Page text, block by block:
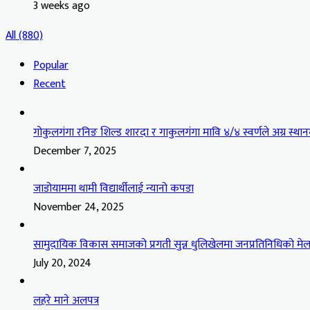
3 weeks ago
All (880)
Popular
Recent
गोकुलगंगा रनिङ शिल्ड शारदा र गाकुलगंगा मावि ४/४ स्वर्णले अग्र
December 7, 2025
जाडोयाममा थामी विद्यार्थीलाई न्यानो कपडा
November 24, 2025
सामुदायिक विकास समाजको प्रगती सुन्न धुलिखेलमा जनप्रतिनिधिको
July 20, 2024
लहरे माने अलपत्र